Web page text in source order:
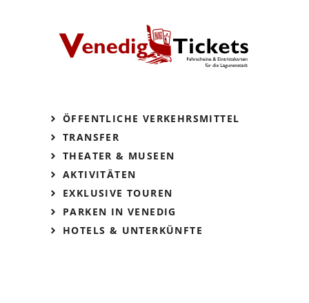
ÖFFENTLICHE VERKEHRSMITTEL
TRANSFER
THEATER & MUSEEN
AKTIVITÄTEN
EXKLUSIVE TOUREN
PARKEN IN VENEDIG
HOTELS & UNTERKÜNFTE